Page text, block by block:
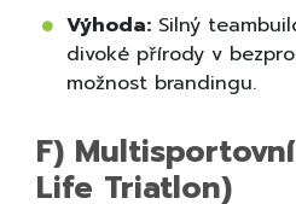
Výhoda: Silný
divoké přírody v
možnost brandingu.
F)
Life Triatlon)